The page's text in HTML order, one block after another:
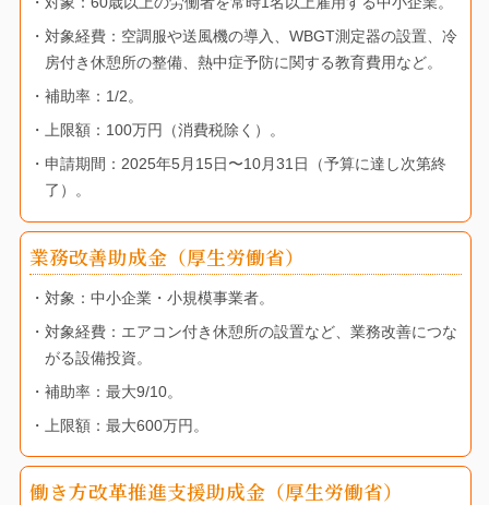
・対象経費：空調服や送風機の導入、WBGT測定器の設置、冷
房付き休憩所の整備、熱中症予防に関する教育費用など。
・補助率：1/2。
・上限額：100万円（消費税除く）。
・申請期間：2025年5月15日〜10月31日（予算に達し次第終
了）。
業務改善助成金（厚生労働省）
・対象：中小企業・小規模事業者。
・対象経費：エアコン付き休憩所の設置など、業務改善につな
がる設備投資。
・補助率：最大9/10。
・上限額：最大600万円。
働き方改革推進支援助成金（厚生労働省）